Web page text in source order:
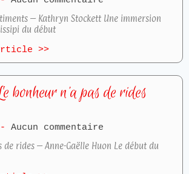
– Kathryn Stockett Une immersion
du début
>>
n’a pas de rides
Aucun commentaire
de rides – Anne-Gaëlle Huon Le début du